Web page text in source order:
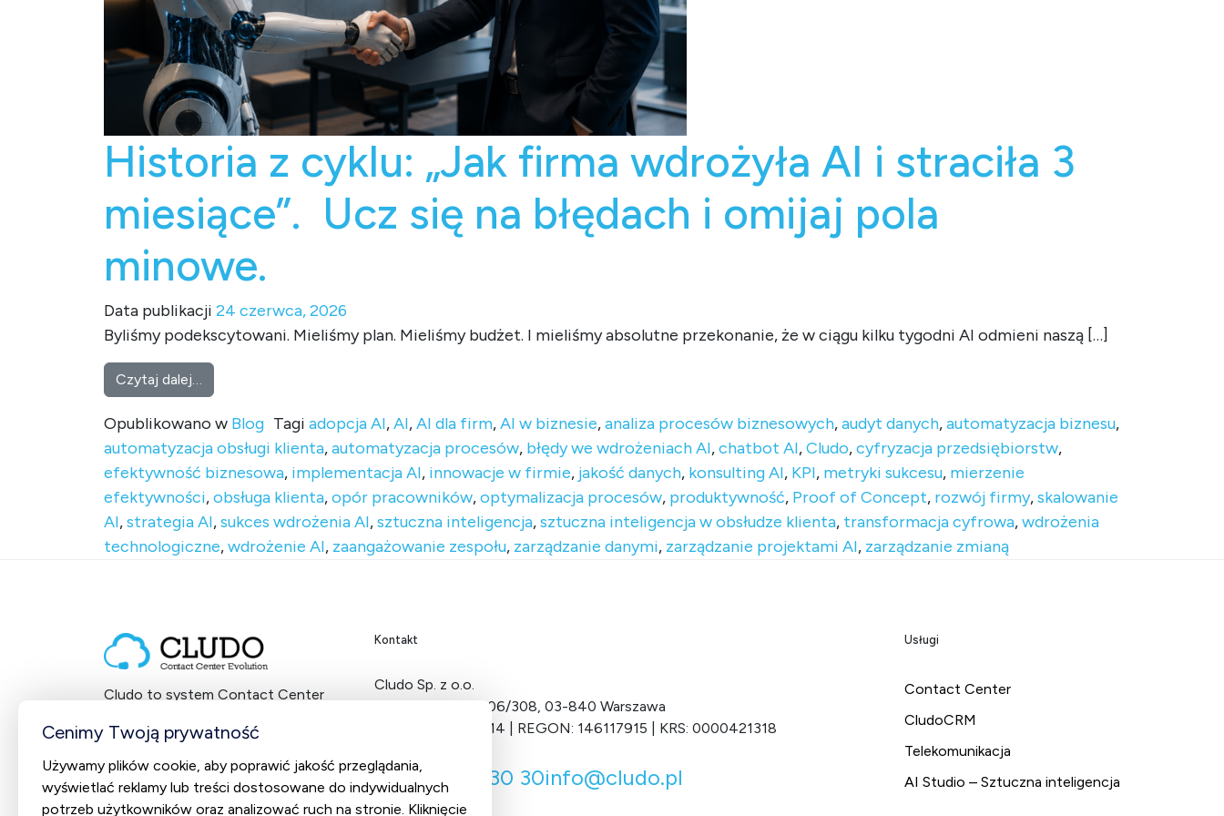
Historia z cyklu: „Jak firma wdrożyła AI i straciła 3
miesiące”. Ucz się na błędach i omijaj pola
minowe.
Data publikacji 24 czerwca, 2026
Byliśmy podekscytowani. Mieliśmy plan. Mieliśmy budżet. I mieliśmy absolutne przekonanie, że w ciągu kilku tygodni AI odmieni naszą […]
Czytaj dalej…
Opublikowano w Blog Tagi adopcja AI,AI,AI dla firm,AI w biznesie,analiza procesów biznesowych,audyt danych,automatyzacja biznesu,
automatyzacja obsługi klienta,automatyzacja procesów, błędy we wdrożeniach AI,chatbot AI,Cludo,cyfryzacja przedsiębiorstw,
efektywność biznesowa, implementacja AI, innowacje w firmie, jakość danych, konsulting AI, KPI, metryki sukcesu, mierzenie
efektywności,obsługa klienta,opór pracowników,optymalizacja procesów, produktywność, Proof of Concept, rozwój firmy,skalowanie
AI,strategia AI,sukces wdrożenia AI,sztuczna inteligencja,sztuczna inteligencja w obsłudze klienta, transformacja cyfrowa,wdrożenia
technologiczne,wdrożenie AI, zaangażowanie zespołu, zarządzanie danymi, zarządzanie projektami AI, zarządzanie zmianą
Cludo to system Contact Center
od 2012 roku.
Kontakt
Cludo Sp. z o.o.
ul. Grochowska 306/308, 03-840 Warszawa
NIP: 701-034-11-14 | REGON: 146117915 | KRS: 0000421318
+48 22 122 30 30info@cludo.pl
Usługi
Contact Center
CludoCRM
Telekomunikacja
AI Studio – Sztuczna inteligencja
Cenimy Twoją prywatność
Używamy plików cookie, aby poprawić jakość przeglądania,
wyświetlać reklamy lub treści dostosowane do indywidualnych
potrzeb użytkowników oraz analizować ruch na stronie. Kliknięcie